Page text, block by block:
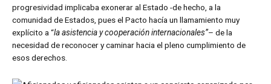
progresividad implicaba exonerar al Estado -de hecho, a la
comunidad de Estados, pues el Pacto hacía un llamamiento muy
explícito a “la asistencia y cooperación internacionales”– de la
necesidad de reconocer y caminar hacia el pleno cumplimiento de
esos derechos.